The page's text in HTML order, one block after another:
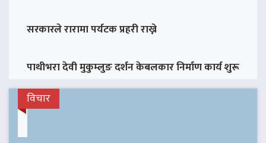
सरकारले रारामा पर्यटक प्रहरी राख्ने
पाथीभरा देवी मुकुम्लुङ दर्शन केबलकार निर्माण कार्य शुरू
विचार